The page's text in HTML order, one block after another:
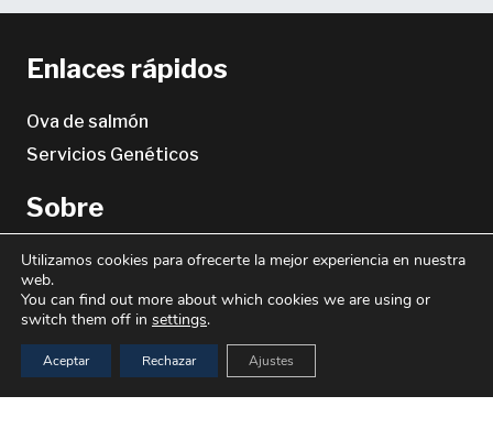
Enlaces rápidos
Ova de salmón
Servicios Genéticos
Sobre
Equipos
Directorio Global
Carrera profesional
Sala de prensa
Utilizamos cookies para ofrecerte la mejor experiencia en nuestra
web.
You can find out more about which cookies we are using or
switch them off in settings.
Aceptar Rechazar Ajustes